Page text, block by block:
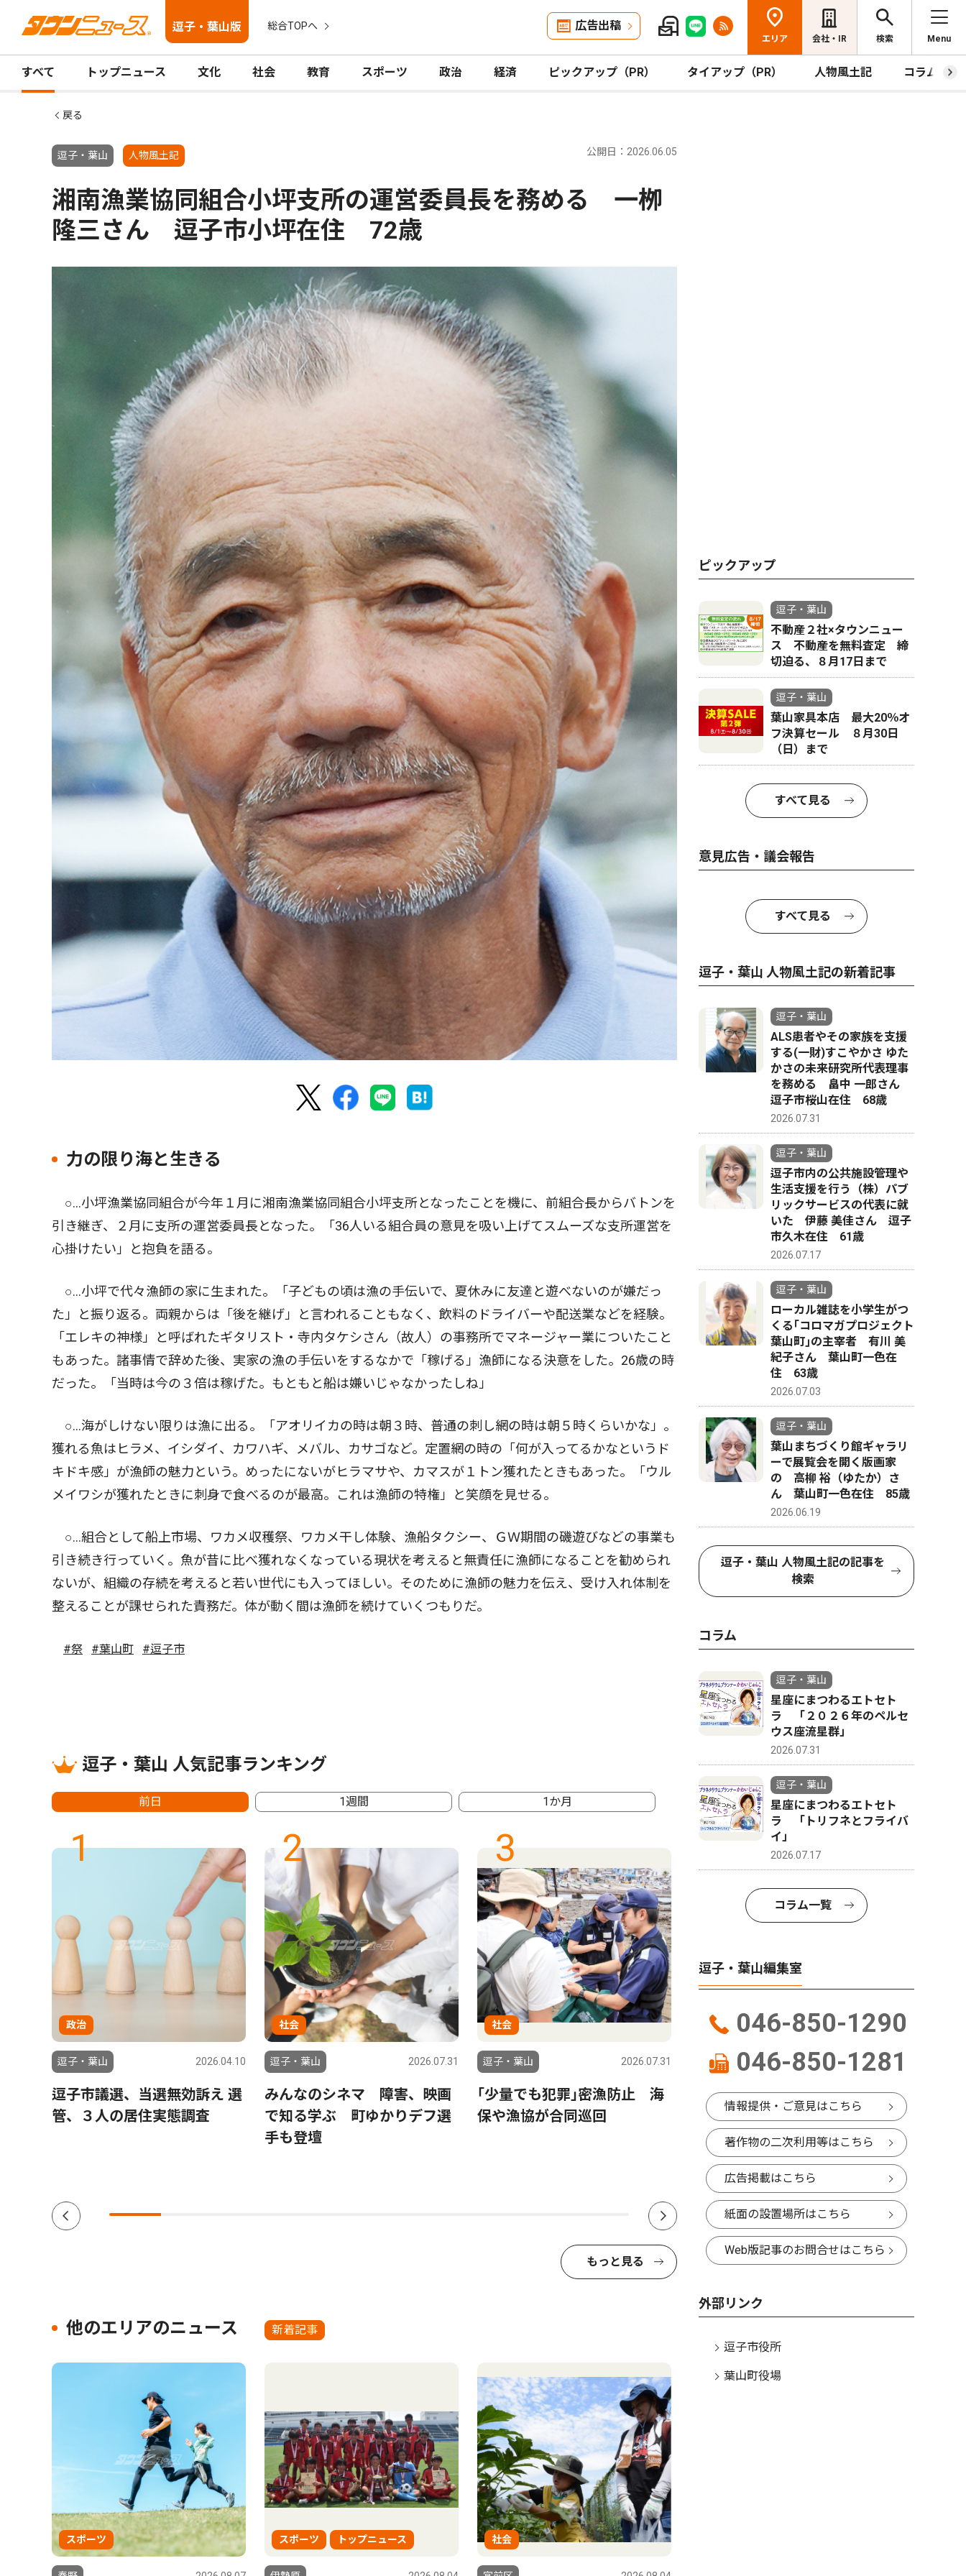
逗子・葉山版 総合TOPへ 広告出稿
エリア 会社・IR 検索 Menu
すべて トップニュース 文化 社会 教育 スポーツ 政治 経済 ピックアップ（PR） タイアップ（PR） 人物風土記 コラム
戻る
逗子・葉山 人物風土記 公開日：2026.06.05
湘南漁業協同組合小坪支所の運営委員長を務める 一栁
隆三さん 逗子市小坪在住 72歳
力の限り海と生きる
○…小坪漁業協同組合が今年１月に湘南漁業協同組合小坪支所となったことを機に、前組合長からバトンを
引き継ぎ、２月に支所の運営委員長となった。「36人いる組合員の意見を吸い上げてスムーズな支所運営を
心掛けたい」と抱負を語る。
○…小坪で代々漁師の家に生まれた。「子どもの頃は漁の手伝いで、夏休みに友達と遊べないのが嫌だっ
た」と振り返る。両親からは「後を継げ」と言われることもなく、飲料のドライバーや配送業などを経験。
「エレキの神様」と呼ばれたギタリスト・寺内タケシさん（故人）の事務所でマネージャー業についたこと
もあった。諸事情で辞めた後、実家の漁の手伝いをするなかで「稼げる」漁師になる決意をした。26歳の時
だった。「当時は今の３倍は稼げた。もともと船は嫌いじゃなかったしね」
○…海がしけない限りは漁に出る。「アオリイカの時は朝３時、普通の刺し網の時は朝５時くらいかな」。
獲れる魚はヒラメ、イシダイ、カワハギ、メバル、カサゴなど。定置網の時の「何が入ってるかなというド
キドキ感」が漁師の魅力という。めったにないがヒラマサや、カマスが１トン獲れたときもあった。「ウル
メイワシが獲れたときに刺身で食べるのが最高。これは漁師の特権」と笑顔を見せる。
○…組合として船上市場、ワカメ収穫祭、ワカメ干し体験、漁船タクシー、ＧＷ期間の磯遊びなどの事業も
引き続き行っていく。魚が昔に比べ獲れなくなっている現状を考えると無責任に漁師になることを勧められ
ないが、組織の存続を考えると若い世代にも入ってほしい。そのために漁師の魅力を伝え、受け入れ体制を
整えることが課せられた責務だ。体が動く間は漁師を続けていくつもりだ。
#祭 #葉山町 #逗子市
逗子・葉山 人気記事ランキング
前日 1週間 1か月
1
政治
逗子・葉山 2026.04.10
逗子市議選、当選無効訴え 選
管、３人の居住実態調査
2
社会
逗子・葉山 2026.07.31
みんなのシネマ 障害、映画
で知る学ぶ 町ゆかりデフ選
手も登壇
3
社会
逗子・葉山 2026.07.31
｢少量でも犯罪｣密漁防止 海
保や漁協が合同巡回
コラム
逗子・葉山 2026.07.31
星座にまつわるエトセトラ
「２０２６年のペルセウス座
流星群」
ALS患者
る(一財)
の未来研
山在住
もっと見る
他のエリアのニュース 新着記事
スポーツ スポーツ トップニュース 社会
ピックアップ
逗子・葉山
不動産２社×タウンニュー
ス 不動産を無料査定 締
切迫る、８月17日まで
逗子・葉山
葉山家具本店 最大20％オ
フ決算セール ８月30日
（日）まで
すべて見る
意見広告・議会報告
すべて見る
逗子・葉山 人物風土記の新着記事
逗子・葉山
ALS患者やその家族を支援
する(一財)すこやかさ ゆた
かさの未来研究所代表理事
を務める 畠中 一郎さん
逗子市桜山在住 68歳
2026.07.31
逗子・葉山
逗子市内の公共施設管理や
生活支援を行う（株）パブ
リックサービスの代表に就
いた 伊藤 美佳さん 逗子
市久木在住 61歳
2026.07.17
逗子・葉山
ローカル雑誌を小学生がつ
くる｢コロマガプロジェクト
葉山町｣の主宰者 有川 美
紀子さん 葉山町一色在
住 63歳
2026.07.03
逗子・葉山
葉山まちづくり館ギャラリ
ーで展覧会を開く版画家
の 高柳 裕（ゆたか）さ
ん 葉山町一色在住 85歳
2026.06.19
逗子・葉山 人物風土記の記事を
検索
コラム
逗子・葉山
星座にまつわるエトセト
ラ 「２０２６年のペルセ
ウス座流星群」
2026.07.31
逗子・葉山
星座にまつわるエトセト
ラ 「トリフネとフライバ
イ」
2026.07.17
コラム一覧
逗子・葉山編集室
046-850-1290
046-850-1281
情報提供・ご意見はこちら
著作物の二次利用等はこちら
広告掲載はこちら
紙面の設置場所はこちら
Web版記事のお問合せはこちら
外部リンク
逗子市役所
葉山町役場